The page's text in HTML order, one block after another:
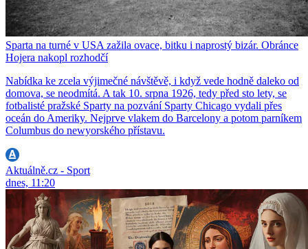
Sparta na turné v USA zažila ovace, bitku i naprostý bizár. Obránce
Hojera nakopl rozhodčí
Nabídka ke zcela výjimečné návštěvě, i když vede hodně daleko od
domova, se neodmítá. A tak 10. srpna 1926, tedy před sto lety, se
fotbalisté pražské Sparty na pozvání Sparty Chicago vydali přes
oceán do Ameriky. Nejprve vlakem do Barcelony a potom parníkem
Columbus do newyorského přístavu.
Aktuálně.cz - Sport
dnes, 11:20